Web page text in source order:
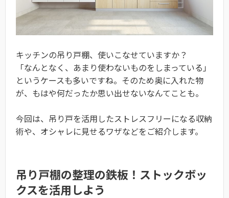
キッチンの吊り戸棚、使いこなせていますか？
「なんとなく、あまり使わないものをしまっている」
というケースも多いですね。そのため奥に入れた物
が、もはや何だったか思い出せないなんてことも。
今回は、吊り戸を活用したストレスフリーになる収納
術や、オシャレに見せるワザなどをご紹介します。
吊り戸棚の整理の鉄板！ストックボッ
クスを活用しよう